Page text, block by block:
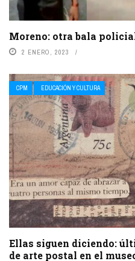
Moreno: otra bala
2 ENERO, 2023
CPM EDUCACIÓN Y CULTURA
Ellas siguen diciendo:
de arte postal en el